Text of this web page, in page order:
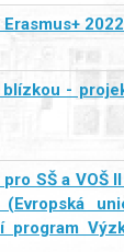
-
SŠ a VOŠ
program